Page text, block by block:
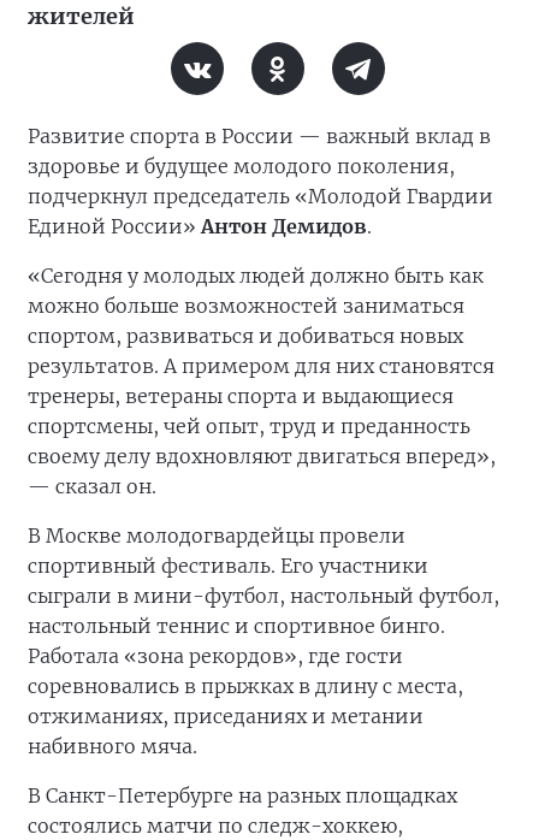
жителей
Развитие спорта в России — важный вклад в
здоровье и будущее молодого поколения,
подчеркнул председатель «Молодой Гвардии
Единой России»Антон Демидов.
«Сегодня у молодых людей должно быть как
можно больше возможностей заниматься
спортом, развиваться и добиваться новых
результатов. А примером для них становятся
тренеры, ветераны спорта и выдающиеся
спортсмены, чей опыт, труд и преданность
своему делу вдохновляют двигаться вперед»,
— сказал он.
В Москве молодогвардейцы провели
спортивный фестиваль. Его участники
сыграли в мини-футбол, настольный футбол,
настольный теннис и спортивное бинго.
Работала «зона рекордов», где гости
соревновались в прыжках в длину с места,
отжиманиях, приседаниях и метании
набивного мяча.
В Санкт-Петербурге на разных площадках
состоялись матчи по следж-хоккею,